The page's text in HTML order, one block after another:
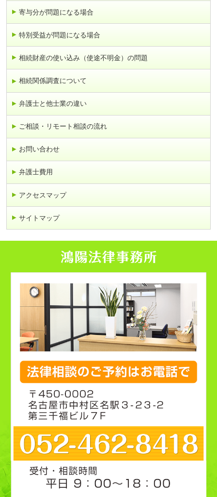
寄与分が問題になる場合
特別受益が問題になる場合
相続財産の使い込み（使途不明金）の問題
相続関係調査について
弁護士と他士業の違い
ご相談・リモート相談の流れ
お問い合わせ
弁護士費用
アクセスマップ
サイトマップ